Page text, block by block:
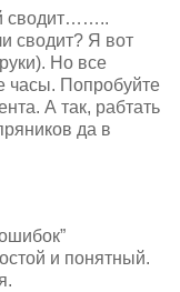
сводит……..
сводит? Я вот
Но все
часы. Попробуйте
А так, рабтать
да в
и понятный.